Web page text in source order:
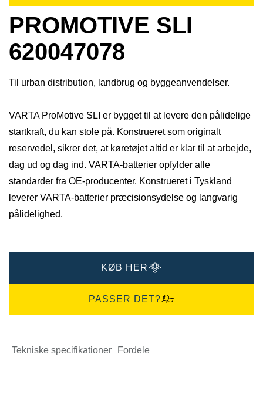
PROMOTIVE SLI
620047078
Til urban distribution, landbrug og byggeanvendelser.
VARTA ProMotive SLI er bygget til at levere den pålidelige
startkraft, du kan stole på. Konstrueret som originalt
reservedel, sikrer det, at køretøjet altid er klar til at arbejde,
dag ud og dag ind. VARTA-batterier opfylder alle
standarder fra OE-producenter. Konstrueret i Tyskland
leverer VARTA-batterier præcisionsydelse og langvarig
pålidelighed.
KØB HER
PASSER DET?
Tekniske specifikationer Fordele